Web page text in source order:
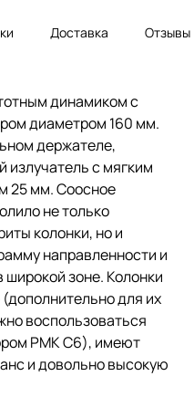
Доставка Отзывы
динамиком с
диаметром 160 мм.
держателе,
излучатель с мягким
25 мм. Соосное
не только
колонки, но и
направленности и
широкой зоне. Колонки
для их
воспользоваться
PMK C6), имеют
и довольно высокую